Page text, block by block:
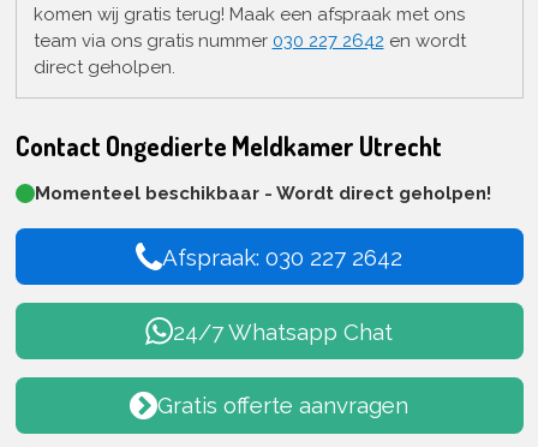
komen wij gratis terug! Maak een afspraak met ons
team via ons gratis nummer 030 227 2642 en wordt
direct geholpen.
Contact Ongedierte Meldkamer Utrecht
Momenteel beschikbaar - Wordt direct geholpen!
Afspraak: 030 227 2642
24/7 Whatsapp Chat
Gratis offerte aanvragen